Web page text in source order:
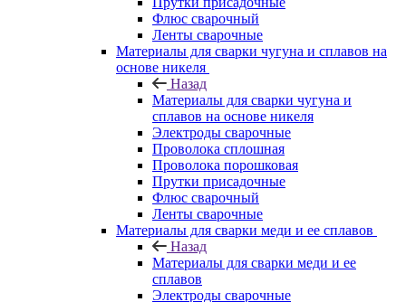
Флюс сварочный
Ленты сварочные
Материалы для сварки чугуна и сплавов на
основе никеля
Назад
Материалы для сварки чугуна и
сплавов на основе никеля
Электроды сварочные
Проволока сплошная
Проволока порошковая
Прутки присадочные
Флюс сварочный
Ленты сварочные
Материалы для сварки меди и ее сплавов
Назад
Материалы для сварки меди и ее
сплавов
Электроды сварочные